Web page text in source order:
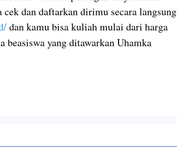
dan daftarkan dirimu secara langsung
dan kamu bisa kuliah mulai dari harga
beasiswa yang ditawarkan Uhamka